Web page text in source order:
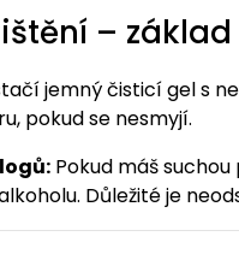
–
jemný čisticí gel s
pokud se nesmyjí.
Pokud máš suchou
Důležité je